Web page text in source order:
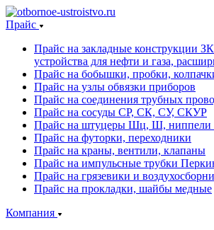
Прайс
Прайс на закладные конструкции
устройства для нефти и газа,
Прайс на бобышки, пробки,
Прайс на узлы обвязки приборов
Прайс на соединения трубных
Прайс на сосуды СР, СК, СУ, СКУР
Прайс на штуцеры Шц, Ш,
Прайс на футорки, переходники
Прайс на краны, вентили, клапаны
Прайс на импульсные трубки
Прайс на грязевики и
Прайс на прокладки, шайбы медные
Компания